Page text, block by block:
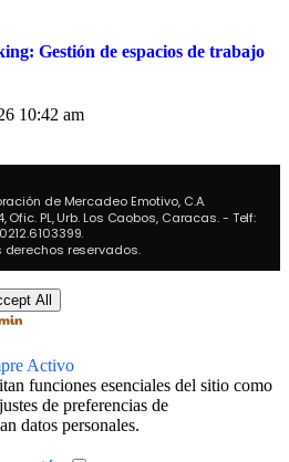
Gestión de espacios de trabajo
10:42 am
de Mercadeo Emotivo, C.A.
Ofic. PL, Urb. Los Caobos, Caracas. - Telf:
0212.6103399.
derechos reservados.
All
Activo
funciones esenciales del sitio como
de preferencias de
datos personales.